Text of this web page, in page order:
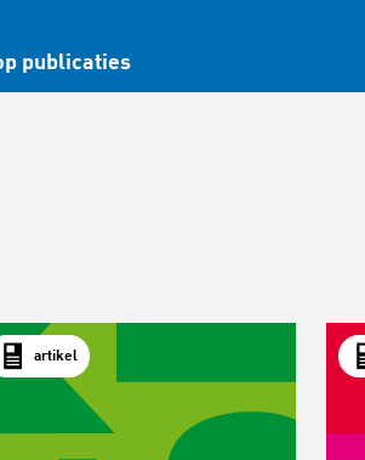
publicaties
artikel